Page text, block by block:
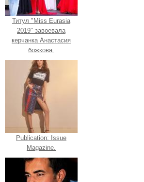
Титул "Miss Eurasia
2019" завоевала
керчанка Анастасия
божкова.
Publication: Issue
Magazine.